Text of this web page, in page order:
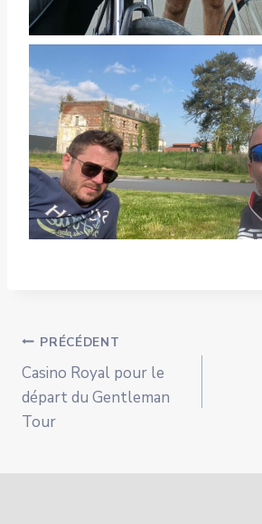
Navigation
de
PRÉCÉDENT
Casino Royal pour le
départ du Gentleman
Tour